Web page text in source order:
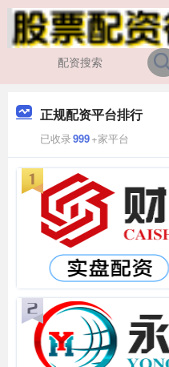
正规配资平台排行
已收录999+家平台